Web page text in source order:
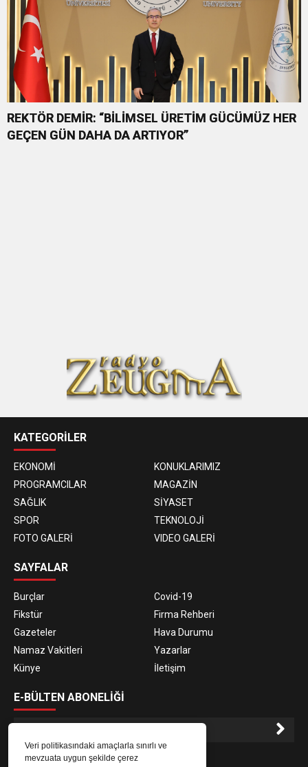
Veri politikasındaki amaçlarla sınırlı ve
mevzuata uygun şekilde çerez
REKTÖR DEMİR: “BİLİMSEL ÜRETİM GÜCÜMÜZ HER
GEÇEN GÜN DAHA DA ARTIYOR”
KATEGORİLER
EKONOMİ
KONUKLARIMIZ
PROGRAMCILAR
MAGAZİN
SAĞLIK
SİYASET
SPOR
TEKNOLOJİ
FOTO GALERİ
VIDEO GALERİ
SAYFALAR
Burçlar
Covid-19
Fikstür
Firma Rehberi
Gazeteler
Hava Durumu
Namaz Vakitleri
Yazarlar
Künye
İletişim
E-BÜLTEN ABONELİĞİ
E-Bülten aboneliği ile haberlere daha hızlı erişin.